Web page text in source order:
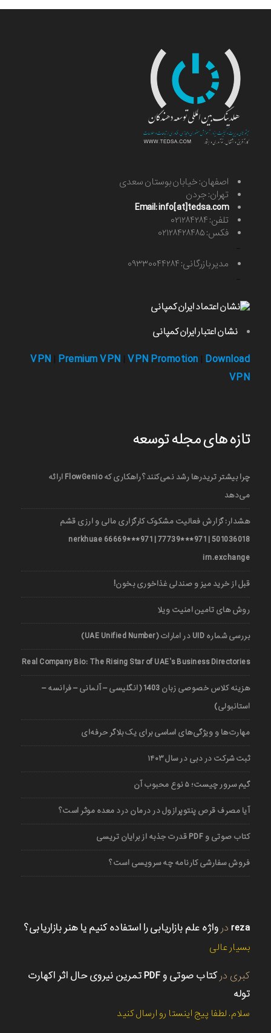
اصفهان: خیابان بوستان سعدی
تهران: جردن
Email: info[at]tedsa.com
تلفن: ۰۲۱۲۸۴۲۸۴
فکس: ۰۲۱۲۸۴۲۸۴۸۵
مدیر بازرگانی: ۰۹۳۳۰۰۴۴۲۸۴
نشان اعتبار ایران کمپانی
VPN Premium VPN VPN Promotion Download
VPN
تازه های مجله توسعه
چرا بیشتر تریدرها رشد نمی‌کنند؟ راهکاری که FlowGenio ارائه
می‌دهد
هشدار: گزارش فعالیت مشکوک کارگزاری مالی و ارزی قشم
501036018 | 971***77739 | 971***66669 nerkhuae
irn.exchange
قبل از خرید میز و صندلی غذاخوری بخون!
روش های تامین امنیت ویلا
بررسی شماره UID در امارات (UAE Unified Number)
Real Company Bio: The Rising Star of UAE’s Business Directories
هزینه کلاس خصوصی زبان 1403 (انگلیسی – آلمانی – فرانسه –
استانبولی)
مهارت‌ها و ویژگی‌های اساسی برای یک بلاگر حرفه‌ای
ثبت شرکت در دبی در سال ۱۴۰۳
گیم سرور چیست؛ ۵ نوع محبوب آن
آیا مصرف قرص پنتوپرازول در درمان درد معده موثر است؟
کتاب صوتی و PDF قدرت جذبه از برایان تریسی
فروش سفارشی کارنامه چه سرویسی است؟
reza در واژه علم بازاریابی را استفاده کنیم یا هنر بازاریابی؟
بسیار عالی
کبری در
کتاب صوتی و PDF تمرین نیروی حال اثر اکهارت
توله
سلام. لطفا پیج اینستا رو ارسال کنید